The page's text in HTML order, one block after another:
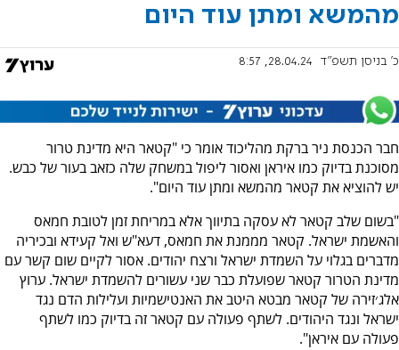
מהמשא ומתן עוד היום
כ' בניסן תשפ"ד 28.04.24, 8:57
חבר הכנסת ניר ברקת מהליכוד אומר כי "קטאר היא מדינת טרור
מסוכנת בדיוק כמו איראן ואסור ליפול במשחק שלה כזאב בעור של כבש.
יש להוציא את קטאר מהמשא ומתן עוד היום".
"בשום שלב קטאר לא עסקה בתיווך אלא במריחת זמן לטובת חמאס
והאשמת ישראל. קטאר מממנת את חמאס, דעא"ש ואל קעידא ובכיריה
מדברים בגלוי על השמדת ישראל ורצח יהודים. אסור לקיים שום קשר עם
מדינת הטרור קטאר שפועלת כבר שני עשורים להשמדת ישראל. ערוץ
אלג׳זירה של קטאר מבטא היטב את האנטישמיות ועלילות הדם נגד
ישראל ונגד היהודים. לשתף פעולה עם קטאר זה בדיוק כמו לשתף
פעולה עם איראן".